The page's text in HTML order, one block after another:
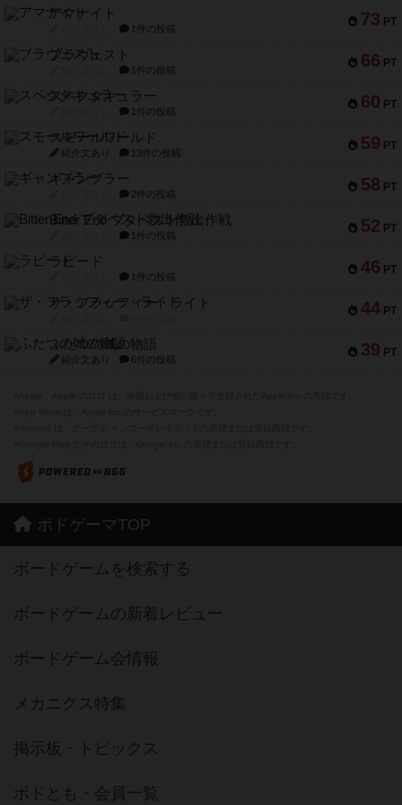
73 PT
アマナイト
1件の投稿
66 PT
ブラヴェスト
1件の投稿
60 PT
スペクタキュラー
1件の投稿
59 PT
スモールワールド
紹介文あり 13件の投稿
58 PT
ギャンブラー
2件の投稿
52 PT
Bitter End ブタペスト救出作戦
1件の投稿
46 PT
ラピード
1件の投稿
44 PT
ザ・フラッフィー・ライト
39 PT
ふたつの城の物語
紹介文あり 6件の投稿
ボドゲーマTOP
ボードゲームを検索する
ボードゲームの新着レビュー
ボードゲーム会情報
メカニクス特集
掲示板・トピックス
ボドとも・会員一覧